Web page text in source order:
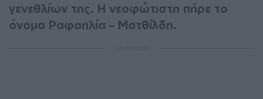
γενεθλίων της. Η νεοφώτιστη πήρε το
όνομα Ραφαηλία – Ματθίλδη.